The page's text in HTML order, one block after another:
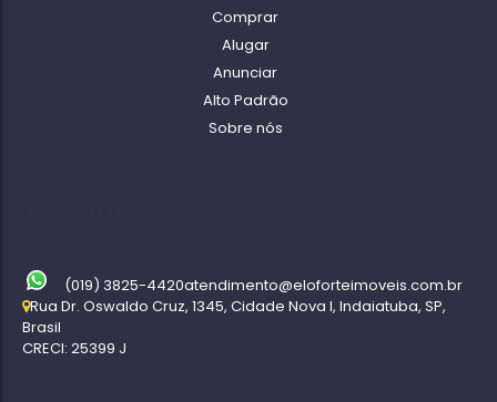
Comprar
Alugar
Anunciar
Alto Padrão
Sobre nós
(019) 3825-4420atendimento@eloforteimoveis.com.br
Rua Dr. Oswaldo Cruz, 1345, Cidade Nova I, Indaiatuba, SP,
Brasil
CRECI: 25399 J